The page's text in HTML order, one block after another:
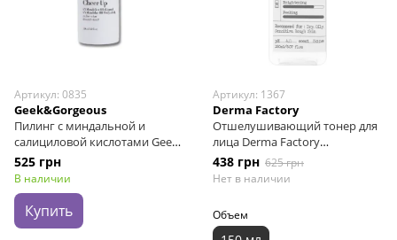
Артикул: 0835
Geek&Gorgeous
Пилинг с миндальной и
салициловой кислотами Geek
& Gorgeous Cheer Up, 30 мл
525 грн
В наличии
Купить
Артикул: 1367
Derma Factory
Отшелушивающий тонер для
лица Derma Factory
Gluconolactone 10% Treatment,
150 мл
438 грн 625 грн
Нет в наличии
Объем